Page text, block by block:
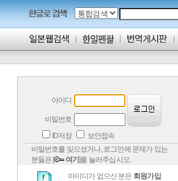
아이디
비밀번호
ID저장
보안접속
비밀번호를 잊으셨거나, 로그인에 문제가 있는
분들은 [
여기]를 눌러주십시오.
아이디가 없으신 분은 회원가입